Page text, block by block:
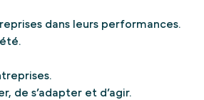
dans leurs performances.
de s’adapter et d’agir.